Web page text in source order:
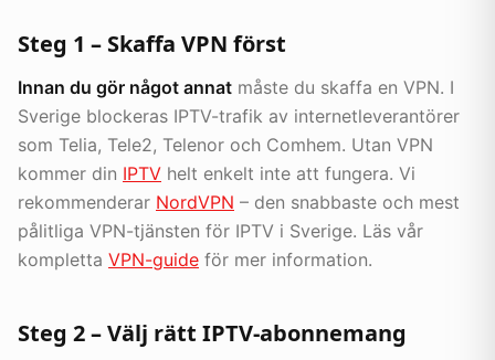
Steg 1 – Skaffa VPN först
Innan du gör något annat måste du skaffa en VPN. I
Sverige blockeras IPTV-trafik av internetleverantörer
som Telia, Tele2, Telenor och Comhem. Utan VPN
kommer din IPTV helt enkelt inte att fungera. Vi
rekommenderar NordVPN – den snabbaste och mest
pålitliga VPN-tjänsten för IPTV i Sverige. Läs vår
kompletta VPN-guide för mer information.
Steg 2 – Välj rätt IPTV-abonnemang